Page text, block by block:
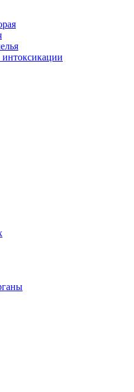
интоксикации